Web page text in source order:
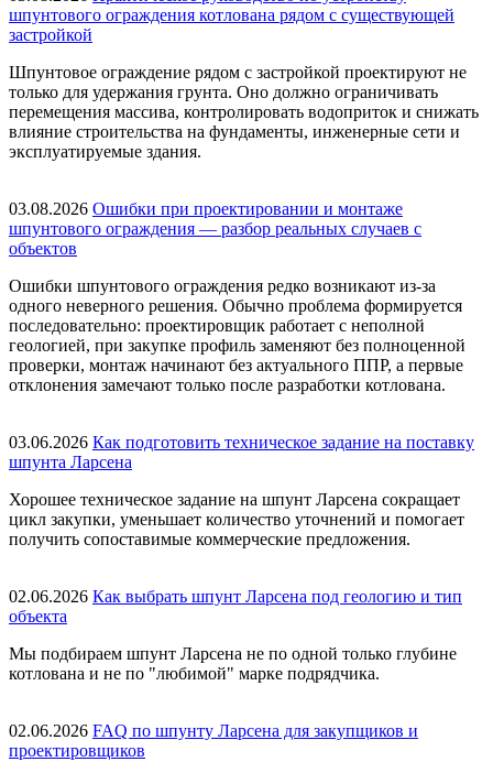
шпунтового ограждения котлована рядом с существующей
застройкой
Шпунтовое ограждение рядом с застройкой проектируют не
только для удержания грунта. Оно должно ограничивать
перемещения массива, контролировать водоприток и снижать
влияние строительства на фундаменты, инженерные сети и
эксплуатируемые здания.
03.08.2026 Ошибки при проектировании и монтаже
шпунтового ограждения — разбор реальных случаев с
объектов
Ошибки шпунтового ограждения редко возникают из-за
одного неверного решения. Обычно проблема формируется
последовательно: проектировщик работает с неполной
геологией, при закупке профиль заменяют без полноценной
проверки, монтаж начинают без актуального ППР, а первые
отклонения замечают только после разработки котлована.
03.06.2026 Как подготовить техническое задание на поставку
шпунта Ларсена
Хорошее техническое задание на шпунт Ларсена сокращает
цикл закупки, уменьшает количество уточнений и помогает
получить сопоставимые коммерческие предложения.
02.06.2026 Как выбрать шпунт Ларсена под геологию и тип
объекта
Мы подбираем шпунт Ларсена не по одной только глубине
котлована и не по "любимой" марке подрядчика.
02.06.2026 FAQ по шпунту Ларсена для закупщиков и
проектировщиков